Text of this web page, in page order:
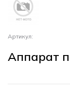
Артикул:
Аппарат